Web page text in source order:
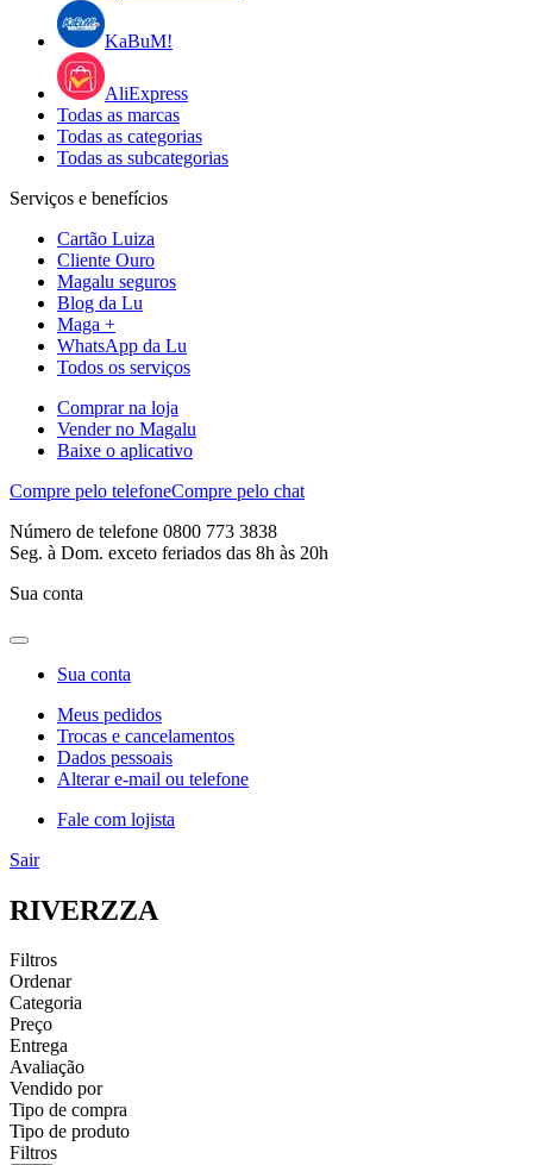
KaBuM!
AliExpress
Todas as marcas
Todas as categorias
Todas as subcategorias
Serviços e benefícios
Cartão Luiza
Cliente Ouro
Magalu seguros
Blog da Lu
Maga +
WhatsApp da Lu
Todos os serviços
Comprar na loja
Vender no Magalu
Baixe o aplicativo
Compre pelo telefoneCompre pelo chat
Número de telefone 0800 773 3838
Seg. à Dom. exceto feriados das 8h às 20h
Sua conta
Sua conta
Meus pedidos
Trocas e cancelamentos
Dados pessoais
Alterar e-mail ou telefone
Fale com lojista
Sair
RIVERZZA
Filtros
Ordenar
Categoria
Preço
Entrega
Avaliação
Vendido por
Tipo de compra
Tipo de produto
Filtros